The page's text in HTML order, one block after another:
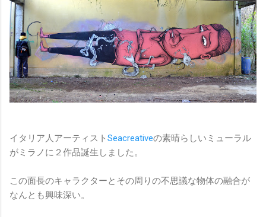
イタリア人アーティスト Seacreativeの素晴らしいミューラル
がミラノに２作品誕生しました。
この面長のキャラクターとその周りの不思議な物体の融合が
なんとも興味深い。